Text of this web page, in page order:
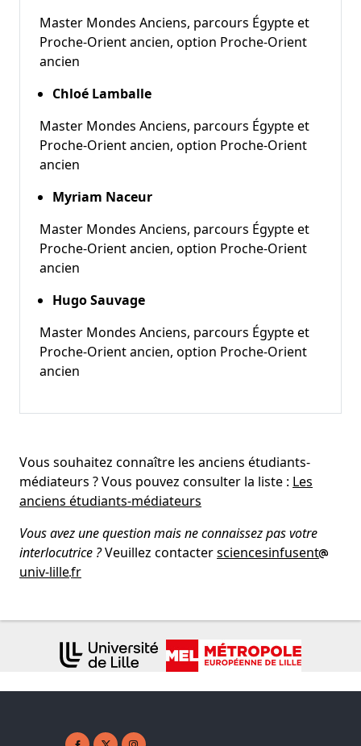
Master Mondes Anciens, parcours Égypte et
Proche-Orient ancien, option Proche-Orient
ancien
Chloé Lamballe
Master Mondes Anciens, parcours Égypte et
Proche-Orient ancien, option Proche-Orient
ancien
Myriam Naceur
Master Mondes Anciens, parcours Égypte et
Proche-Orient ancien, option Proche-Orient
ancien
Hugo Sauvage
Master Mondes Anciens, parcours Égypte et
Proche-Orient ancien, option Proche-Orient
ancien
Vous souhaitez connaître les anciens étudiants-
médiateurs ? Vous pouvez consulter la liste : Les
anciens étudiants-médiateurs
Vous avez une question mais ne connaissez pas votre
interlocutrice ?Veuillez contactersciencesinfusent
univ-lillefr